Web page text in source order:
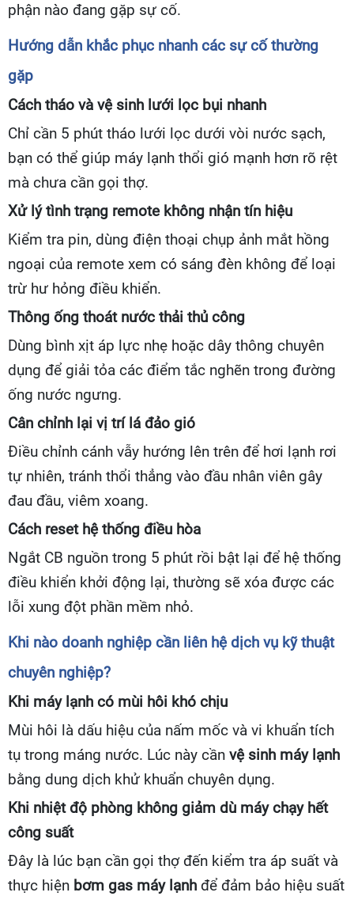
phận nào đang gặp sự cố.
Hướng dẫn khắc phục nhanh các sự cố thường
gặp
Cách tháo và vệ sinh lưới lọc bụi nhanh
Chỉ cần 5 phút tháo lưới lọc dưới vòi nước sạch,
bạn có thể giúp máy lạnh thổi gió mạnh hơn rõ rệt
mà chưa cần gọi thợ.
Xử lý tình trạng remote không nhận tín hiệu
Kiểm tra pin, dùng điện thoại chụp ảnh mắt hồng
ngoại của remote xem có sáng đèn không để loại
trừ hư hỏng điều khiển.
Thông ống thoát nước thải thủ công
Dùng bình xịt áp lực nhẹ hoặc dây thông chuyên
dụng để giải tỏa các điểm tắc nghẽn trong đường
ống nước ngưng.
Cân chỉnh lại vị trí lá đảo gió
Điều chỉnh cánh vẫy hướng lên trên để hơi lạnh rơi
tự nhiên, tránh thổi thẳng vào đầu nhân viên gây
đau đầu, viêm xoang.
Cách reset hệ thống điều hòa
Ngắt CB nguồn trong 5 phút rồi bật lại để hệ thống
điều khiển khởi động lại, thường sẽ xóa được các
lỗi xung đột phần mềm nhỏ.
Khi nào doanh nghiệp cần liên hệ dịch vụ kỹ thuật
chuyên nghiệp?
Khi máy lạnh có mùi hôi khó chịu
Mùi hôi là dấu hiệu của nấm mốc và vi khuẩn tích
tụ trong máng nước. Lúc này cần vệ sinh máy lạnh
bằng dung dịch khử khuẩn chuyên dụng.
Khi nhiệt độ phòng không giảm dù máy chạy hết
công suất
Đây là lúc bạn cần gọi thợ đến kiểm tra áp suất và
thực hiện bơm gas máy lạnh để đảm bảo hiệu suất